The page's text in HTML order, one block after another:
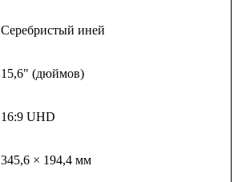
Серебристый иней
15,6" (дюймов)
16:9 UHD
345,6 × 194,4 мм